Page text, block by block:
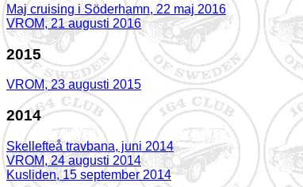
Maj cruising i Söderhamn, 22 maj 2016
VROM, 21 augusti 2016
2015
VROM, 23 augusti 2015
2014
Skellefteå travbana, juni 2014
VROM, 24 augusti 2014
Kusliden, 15 september 2014